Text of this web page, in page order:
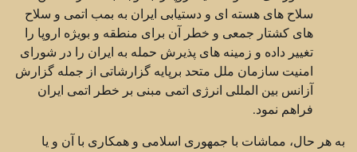
سلاح های هسته ای و دستیابی ایران به بمب اتمی و سلاح
های کشتار جمعی و خطر آن برای منطقه و بويژه اروپا را
تغییر داده و زمینه های پذیرش حمله به ایران را در شورای
امنیت سازمان ملل متحد برپایه گزارشاتی از جمله گزارش
آزانس بین المللی انرژی اتمی مبنی بر خطر اتمی ایران
فراهم نمود.
به هر حال، مماشات با جمهوری اسلامی و همکاری با آن و یا